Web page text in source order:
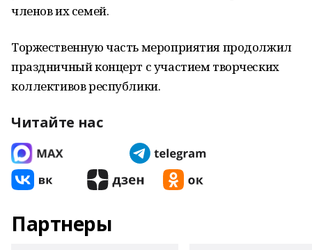
членов их семей.
Торжественную часть мероприятия продолжил
праздничный концерт с участием творческих
коллективов республики.
Читайте нас
Партнеры